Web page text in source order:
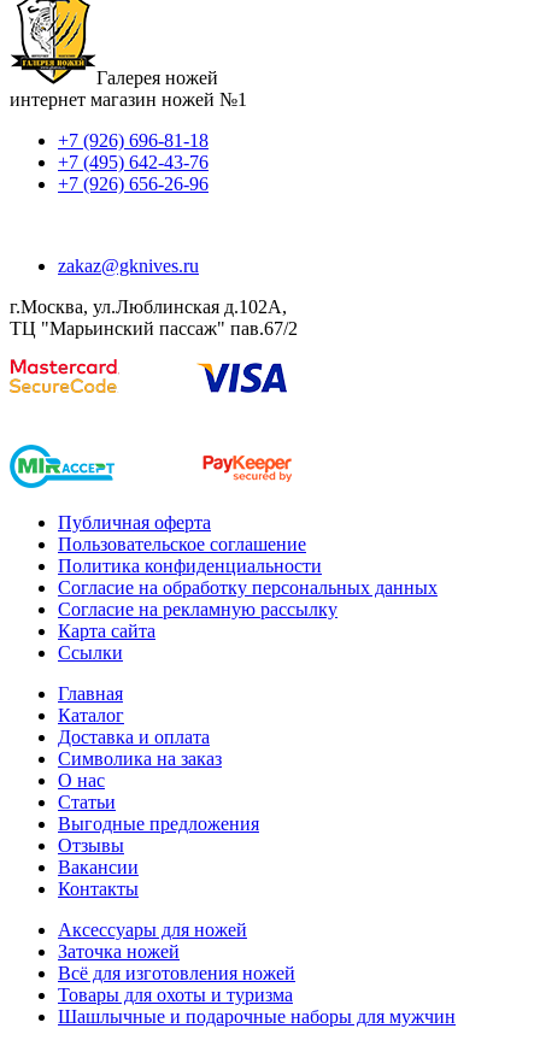
Галерея ножей
интернет магазин ножей №1
+7 (926) 696-81-18
+7 (495) 642-43-76
+7 (926) 656-26-96
zakaz@gknives.ru
г.Москва, ул.Люблинская д.102А,
ТЦ "Марьинский пассаж" пав.67/2
Публичная оферта
Пользовательское соглашение
Политика конфиденциальности
Согласие на обработку персональных данных
Согласие на рекламную рассылку
Карта сайта
Ссылки
Главная
Каталог
Доставка и оплата
Символика на заказ
О нас
Статьи
Выгодные предложения
Отзывы
Вакансии
Контакты
Аксессуары для ножей
Заточка ножей
Всё для изготовления ножей
Товары для охоты и туризма
Шашлычные и подарочные наборы для мужчин